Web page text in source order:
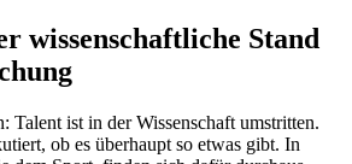
wissenschaftliche Stand
Talent ist in der Wissenschaft umstritten.
ob es überhaupt so etwas gibt. In